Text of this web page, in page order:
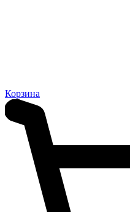
Корзина